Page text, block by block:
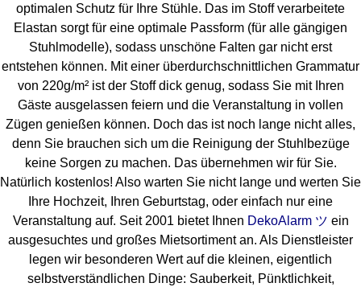
optimalen Schutz für Ihre Stühle. Das im Stoff verarbeitete
Elastan sorgt für eine optimale Passform (für alle gängigen
Stuhlmodelle), sodass unschöne Falten gar nicht erst
entstehen können. Mit einer überdurchschnittlichen Grammatur
von 220g/m² ist der Stoff dick genug, sodass Sie mit Ihren
Gäste ausgelassen feiern und die Veranstaltung in vollen
Zügen genießen können. Doch das ist noch lange nicht alles,
denn Sie brauchen sich um die Reinigung der Stuhlbezüge
keine Sorgen zu machen. Das übernehmen wir für Sie.
Natürlich kostenlos! Also warten Sie nicht lange und werten Sie
Ihre Hochzeit, Ihren Geburtstag, oder einfach nur eine
Veranstaltung auf. Seit 2001 bietet Ihnen DekoAlarm ツ ein
ausgesuchtes und großes Mietsortiment an. Als Dienstleister
legen wir besonderen Wert auf die kleinen, eigentlich
selbstverständlichen Dinge: Sauberkeit, Pünktlichkeit,